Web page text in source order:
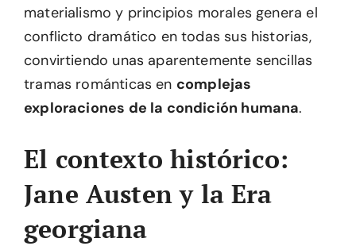
materialismo y principios morales genera el
conflicto dramático en todas sus historias,
convirtiendo unas aparentemente sencillas
tramas románticas en complejas
exploraciones de la condición humana.
El contexto histórico:
Jane Austen y la Era
georgiana